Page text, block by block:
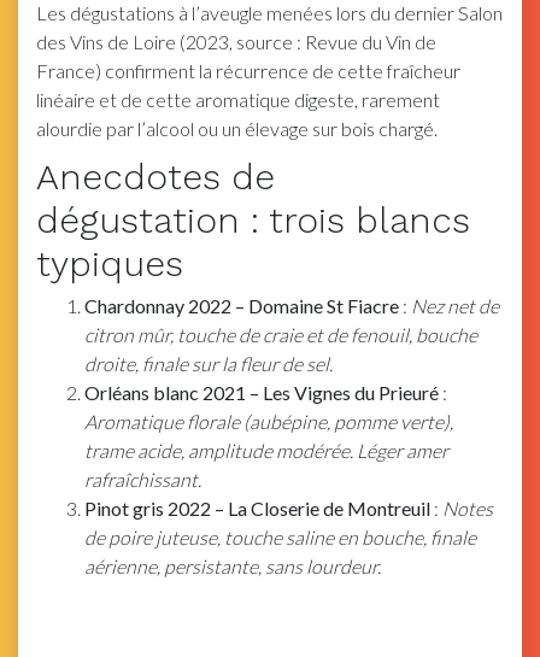
Les dégustations à l’aveugle menées lors du dernier Salon
des Vins de Loire (2023, source : Revue du Vin de
France) confirment la récurrence de cette fraîcheur
linéaire et de cette aromatique digeste, rarement
alourdie par l’alcool ou un élevage sur bois chargé.
Anecdotes de
dégustation : trois blancs
typiques
Chardonnay 2022 – Domaine St Fiacre : Nez net de
citron mûr, touche de craie et de fenouil, bouche
droite, finale sur la fleur de sel.
Orléans blanc 2021 – Les Vignes du Prieuré :
Aromatique florale (aubépine, pomme verte),
trame acide, amplitude modérée. Léger amer
rafraîchissant.
Pinot gris 2022 – La Closerie de Montreuil : Notes
de poire juteuse, touche saline en bouche, finale
aérienne, persistante, sans lourdeur.